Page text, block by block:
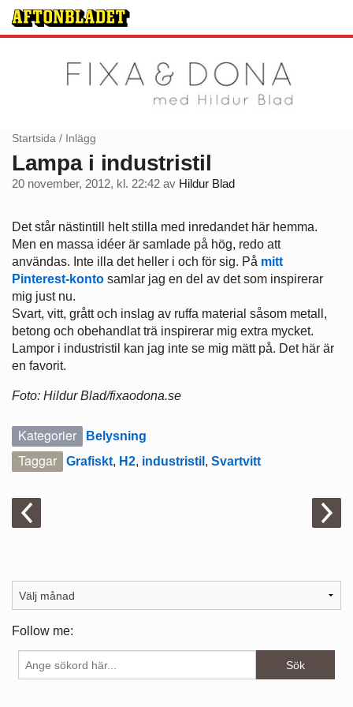
Startsida / Inlägg
Lampa i industristil
20 november, 2012, kl. 22:42 av Hildur Blad
Det står nästintill helt stilla med inredandet här hemma.
Men en massa idéer är samlade på hög, redo att
användas. Inte illa det heller i och för sig. På mitt
Pinterest-konto samlar jag en del av det som inspirerar
mig just nu.
Svart, vitt, grått och inslag av ruffa material såsom metall,
betong och obehandlat trä inspirerar mig extra mycket.
Lampor i industristil kan jag inte se mig mätt på. Det här är
en favorit.
Foto: Hildur Blad/fixaodona.se
Kategorier Belysning
Taggar Grafiskt, H2, industristil , Svartvitt
Follow me: